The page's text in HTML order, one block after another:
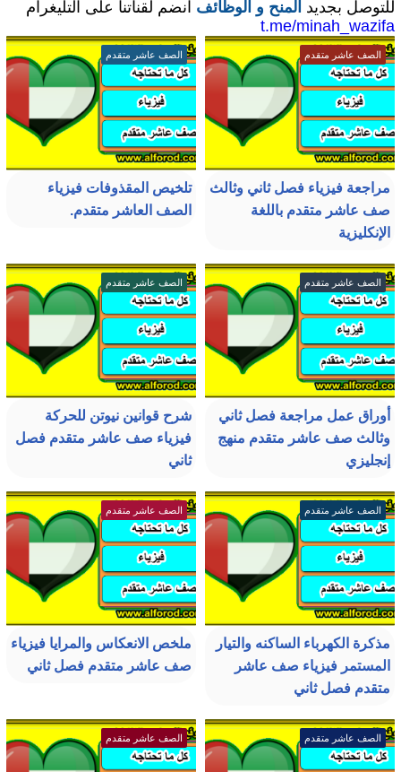
للتوصل بجديد المنح و الوظائف انضم لقناتنا على التليغرام
t.me/minah_wazifa
الصف عاشر متقدم
مراجعة فيزياء فصل ثاني وثالث
صف عاشر متقدم باللغة
الإنكليزية
الصف عاشر متقدم
تلخيص المقذوفات فيزياء
الصف العاشر متقدم.
الصف عاشر متقدم
أوراق عمل مراجعة فصل ثاني
وثالث صف عاشر متقدم منهج
إنجليزي
الصف عاشر متقدم
شرح قوانين نيوتن للحركة
فيزياء صف عاشر متقدم فصل
ثاني
الصف عاشر متقدم
مذكرة الكهرباء الساكنه والتيار
المستمر فيزياء صف عاشر
متقدم فصل ثاني
الصف عاشر متقدم
ملخص الانعكاس والمرايا فيزياء
صف عاشر متقدم فصل ثاني
الصف عاشر متقدم الصف عاشر متقدم